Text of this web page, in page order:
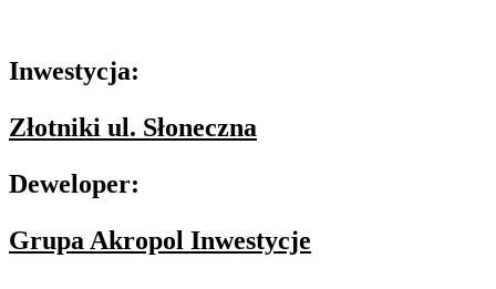
Inwestycja:
Złotniki ul. Słoneczna
Deweloper:
Grupa Akropol Inwestycje